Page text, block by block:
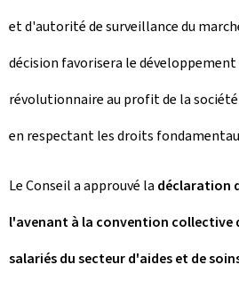
et d'autorité de surveillance du
décision favorisera le
révolutionnaire au profit de la
en respectant les droits
Le Conseil a approuvé la déclaration
l'avenant à la convention collective
salariés du secteur d'aides et de